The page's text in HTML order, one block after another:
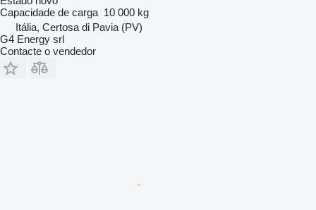
Capacidade de carga 10 000 kg
Itália, Certosa di Pavia (PV)
G4 Energy srl
Contacte o vendedor